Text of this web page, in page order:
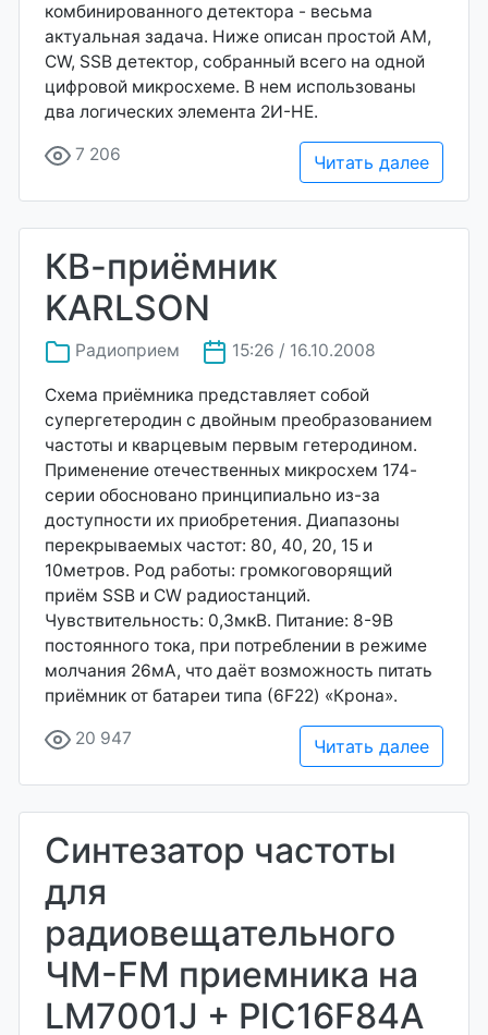
комбинированного детектора - весьма
актуальная задача. Ниже описан простой AM,
CW, SSB детектор, собранный всего на одной
цифровой микросхеме. В нем использованы
два логических элемента 2И-НЕ.
7 206 Читать далее
КВ-приёмник
KARLSON
Радиоприем 15:26 / 16.10.2008
Схема приёмника представляет собой
супергетеродин с двойным преобразованием
частоты и кварцевым первым гетеродином.
Применение отечественных микросхем 174-
серии обосновано принципиально из-за
доступности их приобретения. Диапазоны
перекрываемых частот: 80, 40, 20, 15 и
10метров. Род работы: громкоговорящий
приём SSB и CW радиостанций.
Чувствительность: 0,3мкВ. Питание: 8-9В
постоянного тока, при потреблении в режиме
молчания 26мА, что даёт возможность питать
приёмник от батареи типа (6F22) «Крона».
20 947 Читать далее
Синтезатор частоты
для
радиовещательного
ЧМ-FM приемника на
LM7001J + PIC16F84A